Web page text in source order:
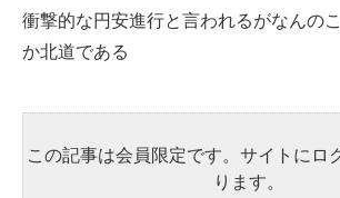
衝撃的な円安進行と言われるがなんの
か北道である
この記事は会員限定です。サイトにロ
ります。